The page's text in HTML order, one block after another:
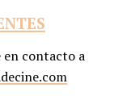
en contacto a